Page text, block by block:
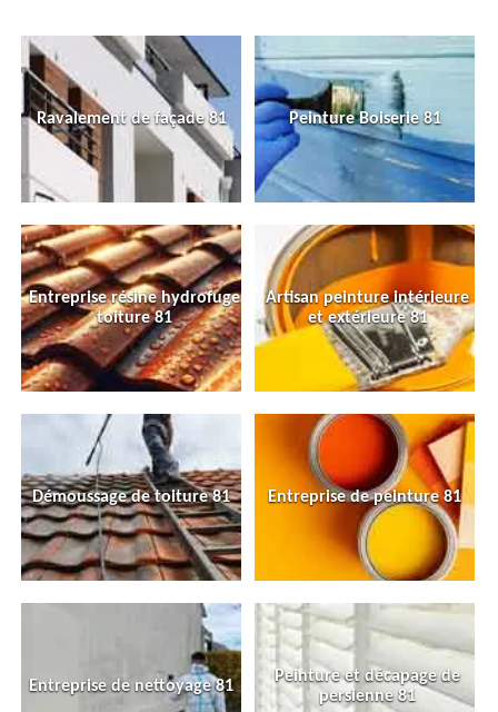
Ravalement de façade 81 Peinture Boiserie 81
Entreprise résine hydrofuge
toiture 81
Artisan peinture intérieure
et extérieure 81
Démoussage de toiture 81 Entreprise de peinture 81
Entreprise de nettoyage 81
Peinture et décapage de
persienne 81